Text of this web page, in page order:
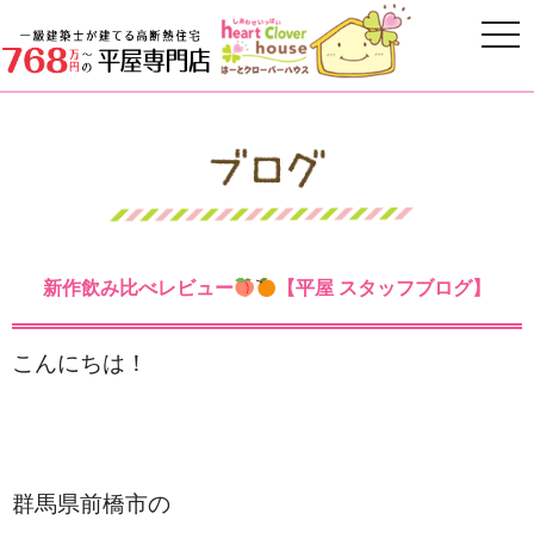
新作飲み比べレビュー 【平屋 スタッフブログ】
こんにちは！
群馬県前橋市の